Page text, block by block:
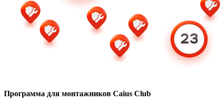
Программа для монтажников Caius Club